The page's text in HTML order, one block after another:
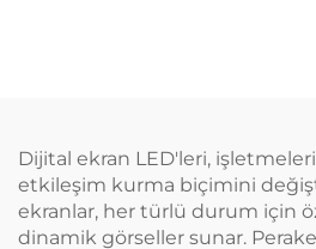
Dijital ekran LED'leri,
etkileşim kurma biçimini
ekranlar, her türlü durum için
dinamik görseller sunar.